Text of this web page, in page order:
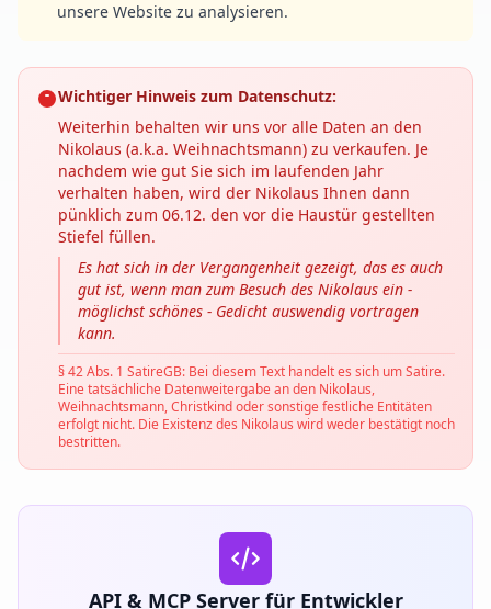
unsere Website zu analysieren.
Wichtiger Hinweis zum Datenschutz:
Weiterhin behalten wir uns vor alle Daten an den
Nikolaus (a.k.a. Weihnachtsmann) zu verkaufen. Je
nachdem wie gut Sie sich im laufenden Jahr
verhalten haben, wird der Nikolaus Ihnen dann
pünklich zum 06.12. den vor die Haustür gestellten
Stiefel füllen.
Es hat sich in der Vergangenheit gezeigt, das es auch
gut ist, wenn man zum Besuch des Nikolaus ein -
möglichst schönes - Gedicht auswendig vortragen
kann.
§ 42 Abs. 1 SatireGB: Bei diesem Text handelt es sich um Satire.
Eine tatsächliche Datenweitergabe an den Nikolaus,
Weihnachtsmann, Christkind oder sonstige festliche Entitäten
erfolgt nicht. Die Existenz des Nikolaus wird weder bestätigt noch
bestritten.
API & MCP Server für Entwickler